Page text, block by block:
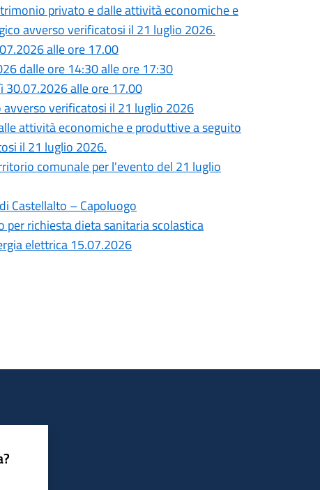
privato e dalle attività economiche e
avverso verificatosi il 21 luglio 2026.
alle ore 17.00
dalle ore 14:30 alle ore 17:30
30.07.2026 alle ore 17.00
verificatosi il 21 luglio 2026
attività economiche e produttive a seguito
il 21 luglio 2026.
comunale per l'evento del 21 luglio
Castellalto – Capoluogo
richiesta dieta sanitaria scolastica
elettrica 15.07.2026